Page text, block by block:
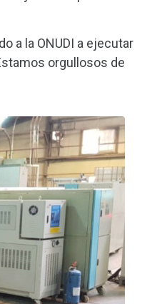
a la ONUDI a ejecutar
orgullosos de